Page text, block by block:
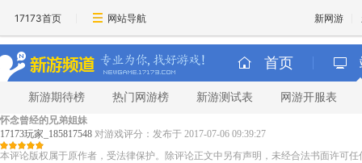
17173首页 网站导航 新网游
首页
新游期待榜 热门网游榜 新游测试表 网游开服表
怀念曾经的兄弟姐妹
17173玩家_185817548 对游戏评分： 发布于 2017-07-06 09:39:27
本评论版权属于原作者，受法律保护。除评论正文中另有声明，未经合法书面许可